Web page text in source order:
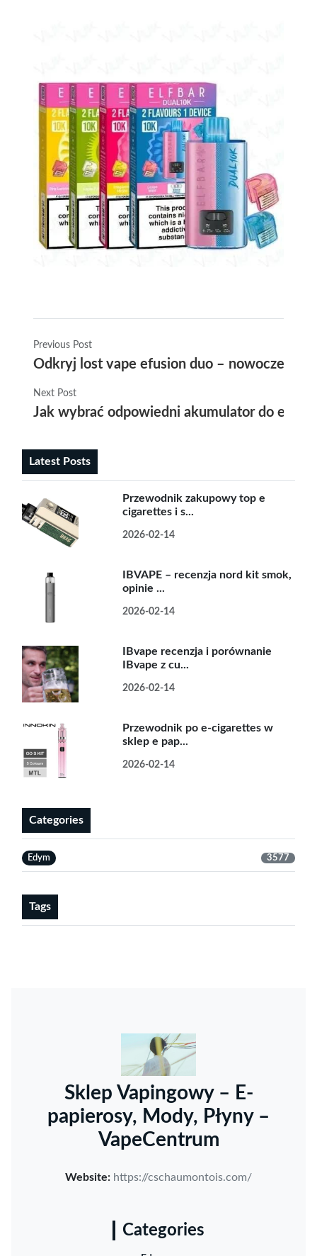
Previous Post
Odkryj lost vape efusion duo – nowoczesne
Next Post
Jak wybrać odpowiedni akumulator do e
Latest Posts
Przewodnik zakupowy top e
cigarettes i s...
2026-02-14
IBVAPE – recenzja nord kit smok,
opinie ...
2026-02-14
IBvape recenzja i porównanie
IBvape z cu...
2026-02-14
Przewodnik po e-cigarettes w
sklep e pap...
2026-02-14
Categories
Edym 3577
Tags
Sklep Vapingowy – E-
papierosy, Mody, Płyny –
VapeCentrum
Website: https://cschaumontois.com/
Categories